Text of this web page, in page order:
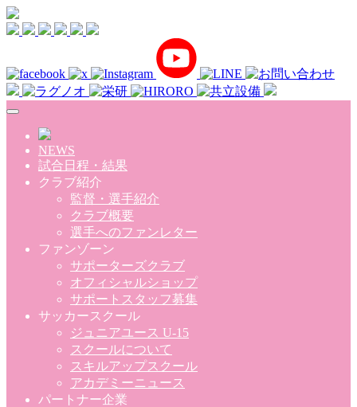
Skip to main content
NEWS
試合日程・結果
クラブ紹介
監督・選手紹介
クラブ概要
選手へのファンレター
ファンゾーン
サポーターズクラブ
オフィシャルショップ
サポートスタッフ募集
サッカースクール
ジュニアユース U-15
スクールについて
スキルアップスクール
アカデミーニュース
パートナー企業